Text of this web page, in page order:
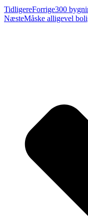
TidligereForrige300
NæsteMåske alligevel